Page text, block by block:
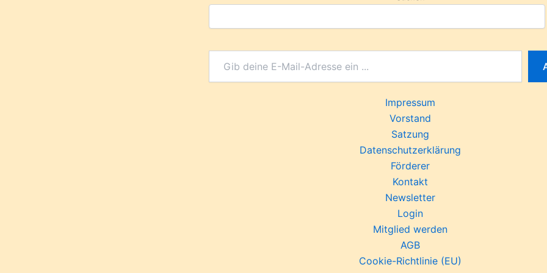
Impressum
Vorstand
Satzung
Datenschutzerklärung
Förderer
Kontakt
Newsletter
Login
Mitglied werden
AGB
Cookie-Richtlinie (EU)